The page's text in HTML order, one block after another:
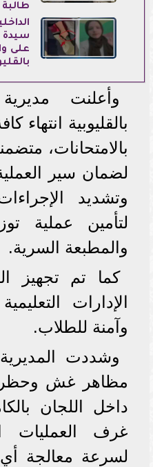
طالبة
على
وأعلنت مديرية
بالقليوبية انتهاء
بالامتحانات،
لضمان سير
وتشديد
لتأمين عملية
والمطبعة السرية.
كما تم تجهيز
الإدارات
وآمنة للطلاب.
وشددت
مظاهر غش وحظر
داخل اللجان
غرف العمليات
لسرعة معالجة